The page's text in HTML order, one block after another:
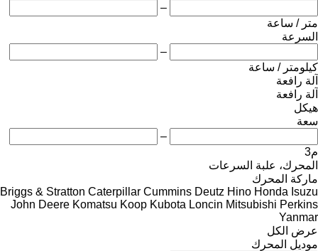
–
متر / ساعة
السرعة
–
كيلومتر / ساعة
آلة رافعة
آلة رافعة
هيكل
سعة
–
م3
المحرك، علبة السرعات
ماركة المحرك
Briggs & Stratton Caterpillar Cummins Deutz Hino Honda Isuzu
John Deere Komatsu Koop Kubota Loncin Mitsubishi Perkins
Yanmar
عرض الكل
موديل المحرك